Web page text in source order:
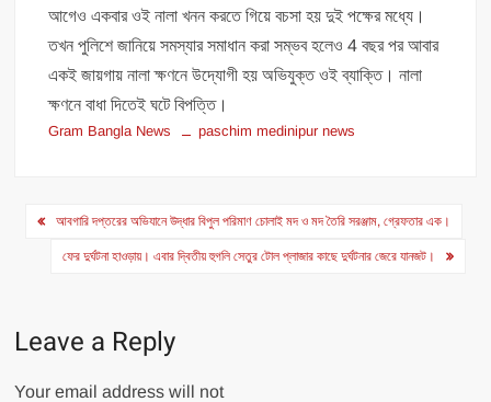
আগেও একবার ওই নালা খনন করতে গিয়ে বচসা হয় দুই পক্ষের মধ্যে।
তখন পুলিশে জানিয়ে সমস্যার সমাধান করা সম্ভব হলেও 4 বছর পর আবার
একই জায়গায় নালা ক্ষণনে উদ্যোগী হয় অভিযুক্ত ওই ব্যাক্তি। নালা
ক্ষণনে বাধা দিতেই ঘটে বিপত্তি।
Gram Bangla News paschim medinipur news
Post
navigation
আবগারি দপ্তরের অভিযানে উদ্ধার বিপুল পরিমাণ চোলাই মদ ও মদ তৈরি সরঞ্জাম, গ্রেফতার এক।
ফের দুর্ঘটনা হাওড়ায়। এবার দ্বিতীয় হুগলি সেতুর টোল প্লাজার কাছে দুর্ঘটনার জেরে যানজট।
Leave a Reply
Your email address will not